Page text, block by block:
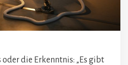
die Erkenntnis: „Es gibt